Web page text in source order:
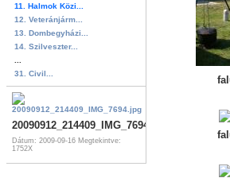
11. Halmok Közi...
12. Veteránjárm...
13. Dombegyházi...
14. Szilveszter...
31. Civil...
20090912_214409_IMG_7694.jpg
Dátum: 2009-09-16 Megtekintve:
1752X